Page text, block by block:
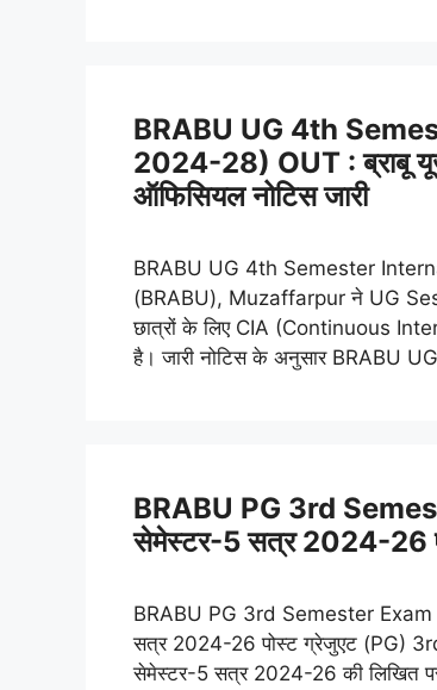
BRABU UG 4th
2024-28) OUT : ब्राबू
ऑफिसियल नोटिस जारी
BRABU UG 4th Semester Internal
(BRABU), Muzaffarpur ने UG
छात्रों के लिए CIA (Continuous
है। जारी नोटिस के अनुसार BRABU
BRABU PG 3rd
सेमेस्टर-5 सत्र 2024-26
BRABU PG 3rd Semester Exam
सत्र 2024-26 पोस्ट ग्रेजुएट (PG) 3rd
सेमेस्टर-5 सत्र 2024-26 की लिखित